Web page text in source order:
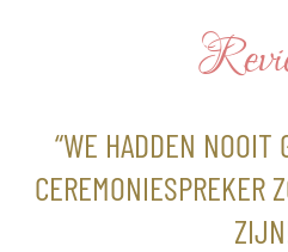
“WE HADDEN NOOIT
CEREMONIESPREKER